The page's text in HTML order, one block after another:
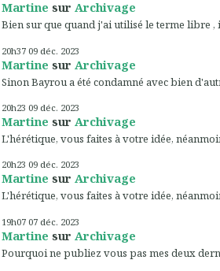
Martine sur Archivage
Bien sur que quand j'ai utilisé le terme libre ,
20h37 09 déc. 2023
Martine sur Archivage
Sinon Bayrou a été condamné avec bien
20h23 09 déc. 2023
Martine sur Archivage
L'hérétique, vous faites à votre idée,
20h23 09 déc. 2023
Martine sur Archivage
L'hérétique, vous faites à votre idée,
19h07 07 déc. 2023
Martine sur Archivage
Pourquoi ne publiez vous pas mes deux